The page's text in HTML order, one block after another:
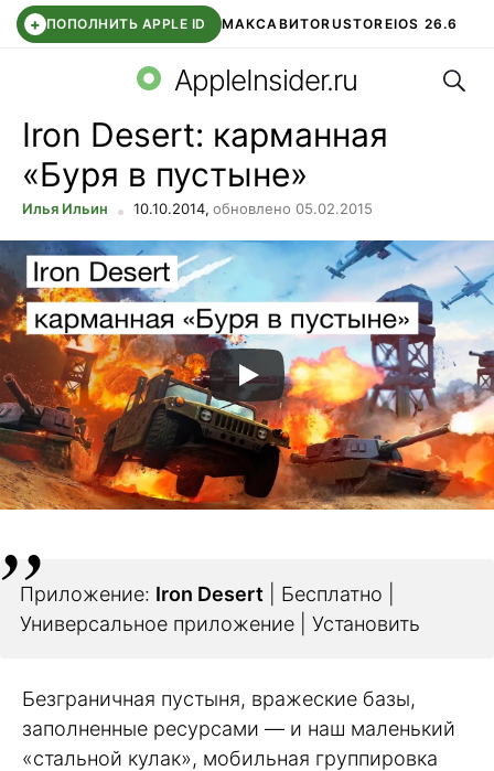
+ ПОПОЛНИТЬ APPLE ID МАКСАВИТОRUSTOREIOS 26.6
СБЕР КИДС ВТБ ОНЛАЙН ЧАТ В ROBLOX
AppleInsider.ru
Iron Desert: карманная
«Буря в пустыне»
Илья Ильин 10.10.2014, обновлено 05.02.2015
Приложение: Iron Desert | Бесплатно |
Универсальное приложение | Установить
Безграничная пустыня, вражеские базы,
заполненные ресурсами — и наш маленький
«стальной кулак», мобильная группировка